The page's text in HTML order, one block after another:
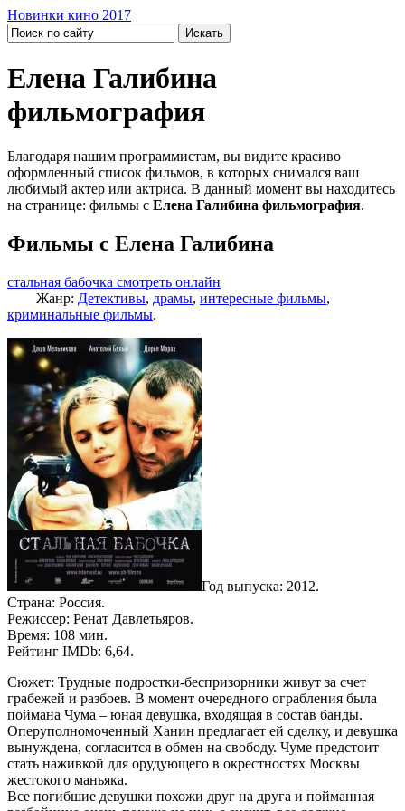
Новинки кино 2017
Елена Галибина
фильмография
Благодаря нашим программистам, вы видите красиво
оформленный список фильмов, в которых снимался ваш
любимый актер или актриса. В данный момент вы находитесь
на странице: фильмы с Елена Галибина фильмография.
Фильмы с Елена Галибина
стальная бабочка смотреть онлайн
Жанр: Детективы, драмы, интересные фильмы,
криминальные фильмы.
Год выпуска: 2012.
Страна: Россия.
Режиссер: Ренат Давлетьяров.
Время: 108 мин.
Рейтинг IMDb: 6,64.
Сюжет: Трудные подростки-беспризорники живут за счет
грабежей и разбоев. В момент очередного ограбления была
поймана Чума – юная девушка, входящая в состав банды.
Оперуполномоченный Ханин предлагает ей сделку, и девушка
вынуждена, согласится в обмен на свободу. Чуме предстоит
стать наживкой для орудующего в окрестностях Москвы
жестокого маньяка.
Все погибшие девушки похожи друг на друга и пойманная